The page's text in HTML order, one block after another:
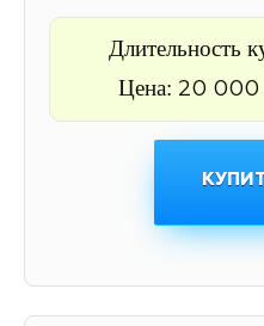
Длительность
Цена: 20